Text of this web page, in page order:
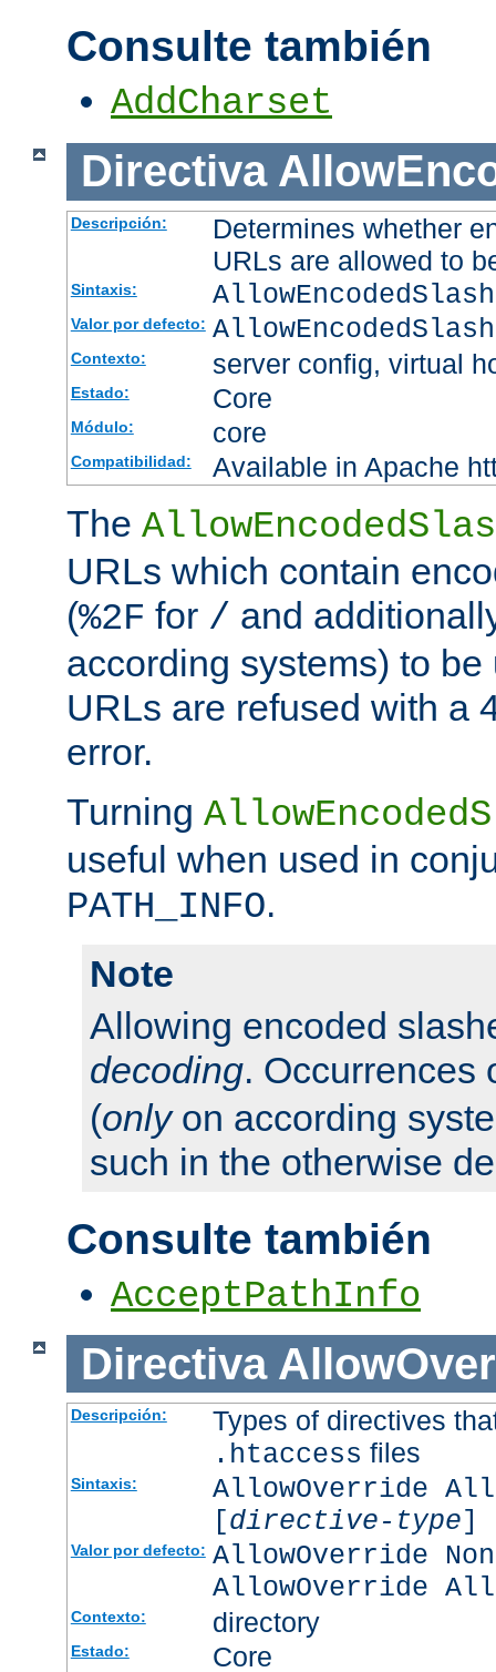
Consulte también
AddCharset
Directiva
Descripción:
Determines whether
URLs are allowed to
Sintaxis:
Valor por defecto:
Contexto: server config, virtual
Estado: Core
Módulo: core
Compatibilidad: Available in Apache
The
URLs which contain
(%2F for / and
according systems) to
URLs are refused with a
error.
Turning
useful when used in
PATH_INFO.
Note
Allowing encoded
decoding. Occurrences
(onlyon according
such in the otherwise
Consulte también
AcceptPathInfo
Directiva
Descripción: Types of directives
.htaccess files
Sintaxis:
AllowOverride
[directive-type]
Valor por defecto: AllowOverride
AllowOverride
Contexto: directory
Estado: Core